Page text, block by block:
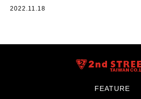
2022.11.18
FEATURE